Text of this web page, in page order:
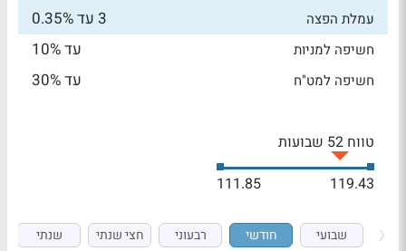
עמלת הפצה 3 עד 0.35%
חשיפה למניות עד 10%
חשיפה למט"ח עד 30%
טווח 52 שבועות
119.43
111.85
שבועי חודשי רבעוני חצי שנתי שנתי